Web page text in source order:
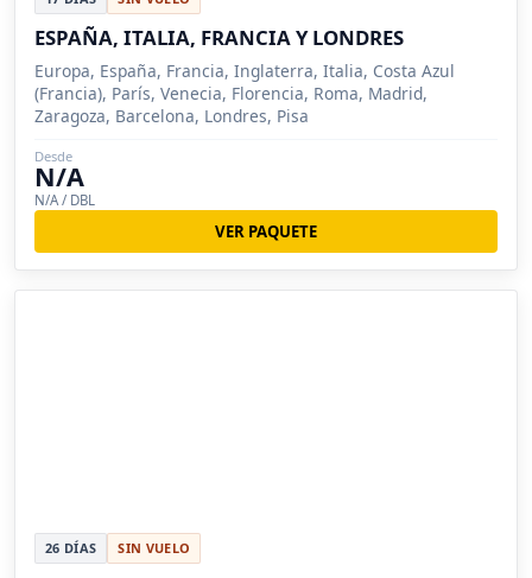
ESPAÑA, ITALIA, FRANCIA Y LONDRES
Europa, España, Francia, Inglaterra, Italia, Costa Azul
(Francia), París, Venecia, Florencia, Roma, Madrid,
Zaragoza, Barcelona, Londres, Pisa
Desde
N/A
N/A / DBL
VER PAQUETE
26 DÍAS SIN VUELO